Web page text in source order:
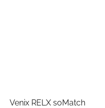
Venix RELX soMatch